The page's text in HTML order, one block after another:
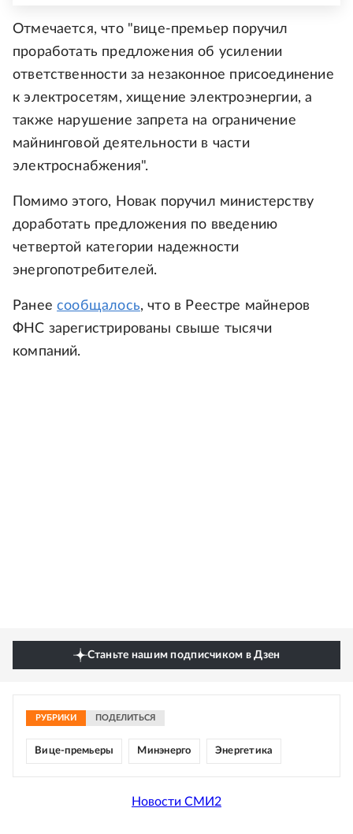
Отмечается, что "вице-премьер поручил
проработать предложения об усилении
ответственности за незаконное присоединение
к электросетям, хищение электроэнергии, а
также нарушение запрета на ограничение
майнинговой деятельности в части
электроснабжения".
Помимо этого, Новак поручил министерству
доработать предложения по введению
четвертой категории надежности
энергопотребителей.
Ранеесообщалось, что в Реестре майнеров
ФНС зарегистрированы свыше тысячи
компаний.
Станьте нашим подписчиком в Дзен
РУБРИКИ ПОДЕЛИТЬСЯ
Вице-премьеры Минэнерго Энергетика
Новости СМИ2